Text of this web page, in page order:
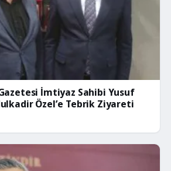
Gazetesi İmtiyaz Sahibi Yusuf
Özel’e Tebrik Ziyareti